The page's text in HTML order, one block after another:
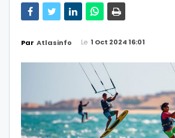
Par Atlasinfo Le 1 Oct 2024 16:01